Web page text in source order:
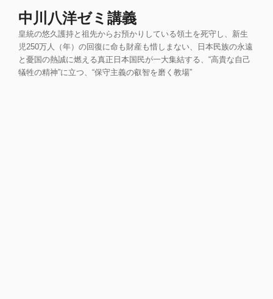
中川八洋ゼミ講義
皇統の悠久護持と祖先からお預かりしている領土を死守し、新生
児250万人（年）の回復に命も財産も惜しまない、日本民族の永遠
と憂国の熱誠に燃える真正日本国民が一大集結する、“高貴な自己
犠牲の精神”に立つ、“保守主義の叡智を磨く教場”